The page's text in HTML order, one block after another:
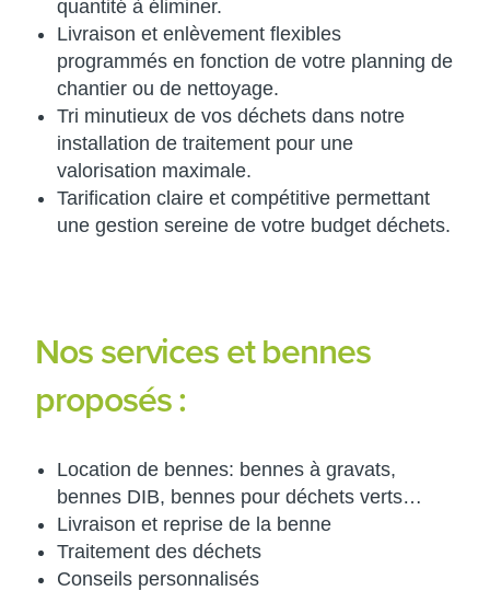
quantité à éliminer.
Livraison et enlèvement flexibles
programmés en fonction de votre planning de
chantier ou de nettoyage.
Tri minutieux de vos déchets dans notre
installation de traitement pour une
valorisation maximale.
Tarification claire et compétitive permettant
une gestion sereine de votre budget déchets.
Nos services et bennes
proposés :
Location de bennes: bennes à gravats,
bennes DIB, bennes pour déchets verts…
Livraison et reprise de la benne
Traitement des déchets
Conseils personnalisés